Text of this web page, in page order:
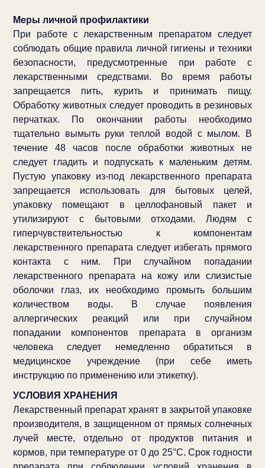
Меры личной профилактики
При работе с лекарственным препаратом следует
соблюдать общие правила личной гигиены и техники
безопасности, предусмотренные при работе с
лекарственными средствами. Во время работы
запрещается пить, курить и принимать пищу.
Обработку животных следует проводить в резиновых
перчатках. По окончании работы необходимо
тщательно вымыть руки теплой водой с мылом. В
течение 48 часов после обработки животных не
следует гладить и подпускать к маленьким детям.
Пустую упаковку из-под лекарственного препарата
запрещается использовать для бытовых целей,
упаковку помещают в целлофановый пакет и
утилизируют с бытовыми отходами. Людям с
гиперчувствительностью к компонентам
лекарственного препарата следует избегать прямого
контакта с ним. При случайном попадании
лекарственного препарата на кожу или слизистые
оболочки глаз, их необходимо промыть большим
количеством воды. В случае появления
аллергических реакций или при случайном
попадании компонентов препарата в организм
человека следует немедленно обратиться в
медицинское учреждение (при себе иметь
инструкцию по применению или этикетку).
УСЛОВИЯ ХРАНЕНИЯ
Лекарственный препарат хранят в закрытой упаковке
производителя, в защищенном от прямых солнечных
лучей месте, отдельно от продуктов питания и
кормов, при температуре от 0 до 25°С. Срок годности